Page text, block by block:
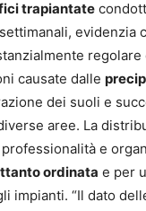
trapiantate
evidenzia
causate dalle
dei suoli e
aree. La
e
ordinata e per
impianti. “Il dato